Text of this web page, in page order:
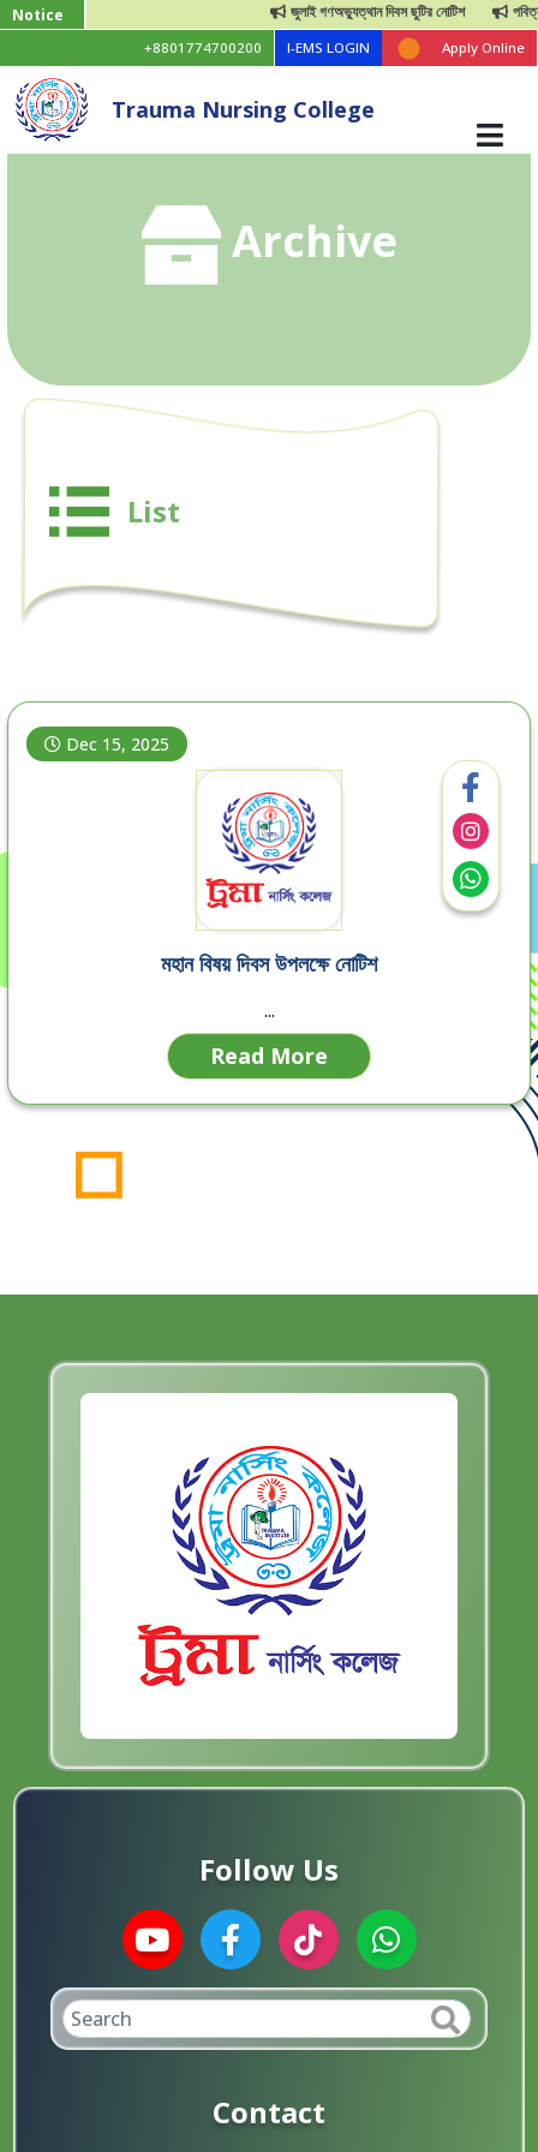
Notice জুলাই গণঅভ্যুত্থান দিবস ছুটির নোটিশ পবিত্র
+8801774700200 I-EMS LOGIN Apply Online
Trauma Nursing College
Archive
List
Dec 15, 2025
মহান বিষয় দিবস উপলক্ষে নোটিশ
...
Read More
Follow Us
Contact